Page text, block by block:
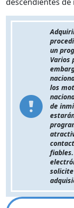
un
Varios
los
de